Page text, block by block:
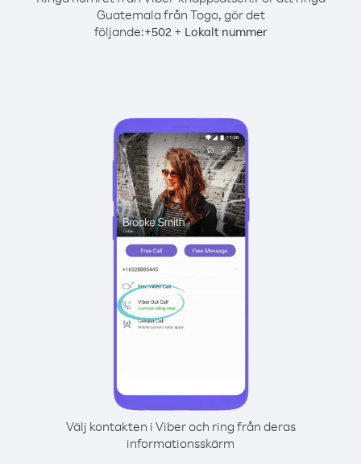
Guatemala från Togo, gör det
följande:+502+ Lokalt nummer
Välj kontakten i Viber och ring från deras
informationsskärm